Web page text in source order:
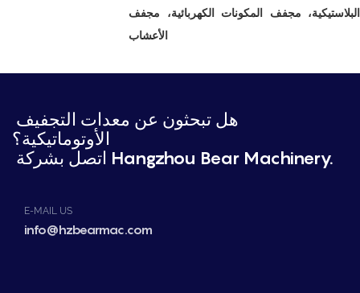
البلاستيكية، مجفف المكونات الكهربائية، مجفف
الأعشاب
الأوتوماتيكية؟
اتصل بشركة Hangzhou Bear Machinery.
E-MAIL US
info@hzbearmac.com